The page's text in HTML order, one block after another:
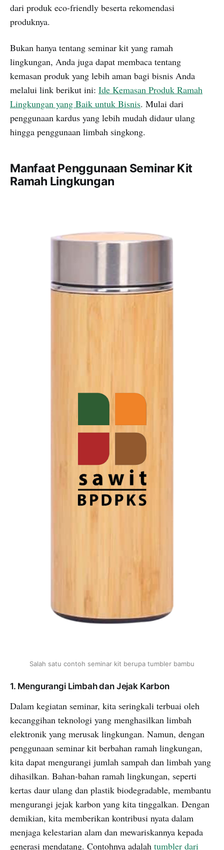
dari produk eco-friendly beserta rekomendasi
produknya.
Bukan hanya tentang seminar kit yang ramah
lingkungan, Anda juga dapat membaca tentang
kemasan produk yang lebih aman bagi bisnis Anda
melalui link berikut ini: Ide Kemasan Produk Ramah
Lingkungan yang Baik untuk Bisnis. Mulai dari
penggunaan kardus yang lebih mudah didaur ulang
hingga penggunaan limbah singkong.
Manfaat Penggunaan Seminar Kit
Ramah Lingkungan
Salah satu contoh seminar kit berupa tumbler bambu
1. Mengurangi Limbah dan Jejak Karbon
Dalam kegiatan seminar, kita seringkali terbuai oleh
kecanggihan teknologi yang menghasilkan limbah
elektronik yang merusak lingkungan. Namun, dengan
penggunaan seminar kit berbahan ramah lingkungan,
kita dapat mengurangi jumlah sampah dan limbah yang
dihasilkan. Bahan-bahan ramah lingkungan, seperti
kertas daur ulang dan plastik biodegradable, membantu
mengurangi jejak karbon yang kita tinggalkan. Dengan
demikian, kita memberikan kontribusi nyata dalam
menjaga kelestarian alam dan mewariskannya kepada
generasi mendatang. Contohnya adalah tumbler dari